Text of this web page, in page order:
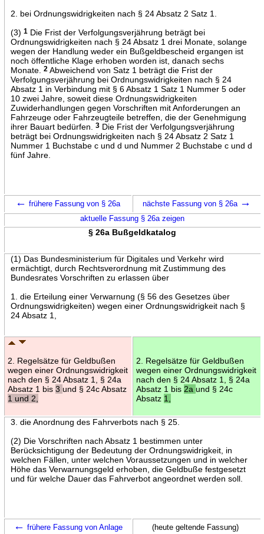
2. bei Ordnungswidrigkeiten nach § 24 Absatz 2 Satz 1.
(3) 1Die Frist der Verfolgungsverjährung beträgt bei
Ordnungswidrigkeiten nach § 24 Absatz 1 drei Monate, solange
wegen der Handlung weder ein Bußgeldbescheid ergangen ist
noch öffentliche Klage erhoben worden ist, danach sechs
Monate.
2Abweichend von Satz 1 beträgt die Frist der
Verfolgungsverjährung bei Ordnungswidrigkeiten nach § 24
Absatz 1 in Verbindung mit § 6 Absatz 1 Satz 1 Nummer 5 oder
10 zwei Jahre, soweit diese Ordnungswidrigkeiten
Zuwiderhandlungen gegen Vorschriften mit Anforderungen an
Fahrzeuge oder Fahrzeugteile betreffen, die der Genehmigung
ihrer Bauart bedürfen.
3Die Frist der Verfolgungsverjährung
beträgt bei Ordnungswidrigkeiten nach § 24 Absatz 2 Satz 1
Nummer 1 Buchstabe c und d und Nummer 2 Buchstabe c und d
fünf Jahre.
← frühere Fassung von § 26a nächste Fassung von § 26a →
aktuelle Fassung § 26a zeigen
§ 26a Bußgeldkatalog
(1) Das Bundesministerium für Digitales und Verkehr wird
ermächtigt, durch Rechtsverordnung mit Zustimmung des
Bundesrates Vorschriften zu erlassen über
1. die Erteilung einer Verwarnung (§ 56 des Gesetzes über
Ordnungswidrigkeiten) wegen einer Ordnungswidrigkeit nach §
24 Absatz 1,
2. Regelsätze für Geldbußen
wegen einer Ordnungswidrigkeit
nach den § 24 Absatz 1, § 24a
Absatz 1 bis 3 und § 24c Absatz
1 und 2,
2. Regelsätze für Geldbußen
wegen einer Ordnungswidrigkeit
nach den § 24 Absatz 1, § 24a
Absatz 1 bis 2a und § 24c
Absatz 1,
3. die Anordnung des Fahrverbots nach § 25.
(2) Die Vorschriften nach Absatz 1 bestimmen unter
Berücksichtigung der Bedeutung der Ordnungswidrigkeit, in
welchen Fällen, unter welchen Voraussetzungen und in welcher
Höhe das Verwarnungsgeld erhoben, die Geldbuße festgesetzt
und für welche Dauer das Fahrverbot angeordnet werden soll.
← frühere Fassung von Anlage
(heute geltende Fassung)